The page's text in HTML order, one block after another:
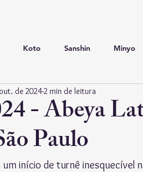
Koto Sanshin Minyo
Hauta
Jushitigen Miyako
- Abeya
Paulo
de 20242 min de leitura
início de turnê inesquecível